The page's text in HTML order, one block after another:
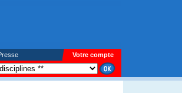
Votre compte